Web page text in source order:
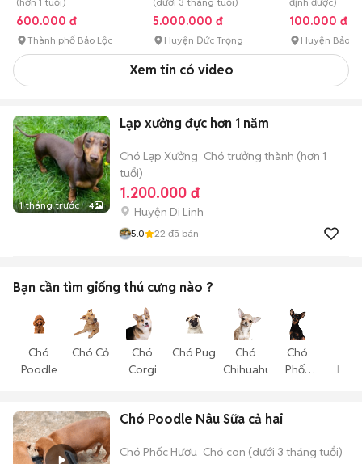
600.000 đ
Thành phố Bảo Lộc
5.000.000 đ
Huyện Đức Trọng
100.000 đ
Huyện Bảo
Xem tin có video
1 tháng trước 4
Lạp xưởng đực hơn 1 năm
Chó Lạp Xưởng Chó trưởng thành (hơn 1
tuổi)
1.200.000 đ
Huyện Di Linh
5.0 22 đã bán
Bạn cần tìm giống thú cưng nào ?
Chó
Poodle
Chó Cỏ
Chó
Corgi
Chó Pug
Chó
Chihuahua
Chó
Phốc
Nhật
Chó Poodle Nâu Sữa cả hai
Chó Phốc Hươu Chó con (dưới 3 tháng tuổi)